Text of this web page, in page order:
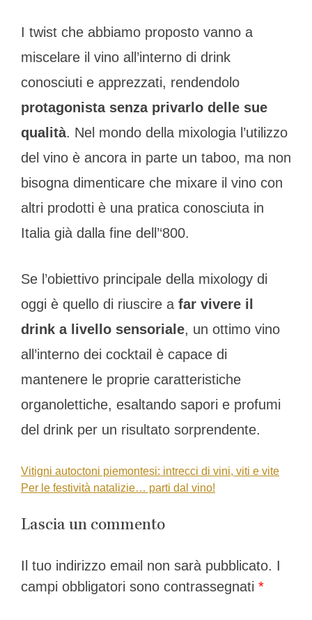
I twist che abbiamo proposto vanno a
miscelare il vino all’interno di drink
conosciuti e apprezzati, rendendolo
protagonista senza privarlo delle sue
qualità. Nel mondo della mixologia l’utilizzo
del vino è ancora in parte un taboo, ma non
bisogna dimenticare che mixare il vino con
altri prodotti è una pratica conosciuta in
Italia già dalla fine dell’‘800.
Se l’obiettivo principale della mixology di
oggi è quello di riuscire a far vivere il
drink a livello sensoriale, un ottimo vino
all’interno dei cocktail è capace di
mantenere le proprie caratteristiche
organolettiche, esaltando sapori e profumi
del drink per un risultato sorprendente.
Navigazione
articoli
Vitigni autoctoni piemontesi: intrecci di vini, viti e vite
Per le festività natalizie… parti dal vino!
Lascia un commento
Il tuo indirizzo email non sarà pubblicato. I
campi obbligatori sono contrassegnati *